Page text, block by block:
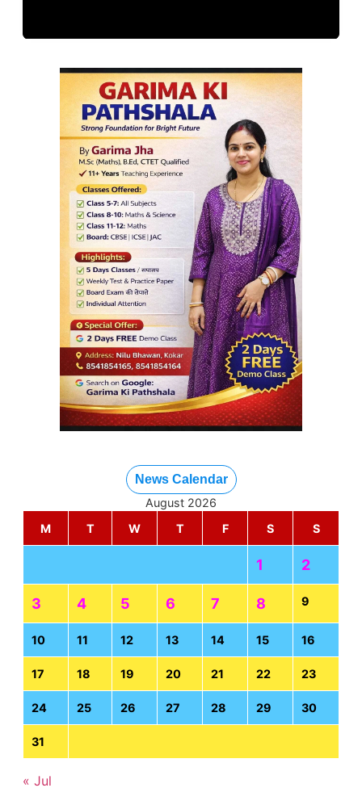
News Calendar
August 2026
M
T W T F S S
1 2
3 4 5 6 7 8 9
10 11 12 13 14 15 16
17 18 19 20 21 22 23
24 25 26 27 28 29 30
31
« Jul